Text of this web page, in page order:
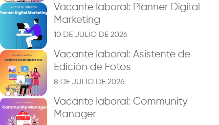
Vacante laboral: Planner Digital
Marketing
10 DE JULIO DE 2026
Vacante laboral: Asistente de
Edición de Fotos
8 DE JULIO DE 2026
Vacante laboral: Community
Manager